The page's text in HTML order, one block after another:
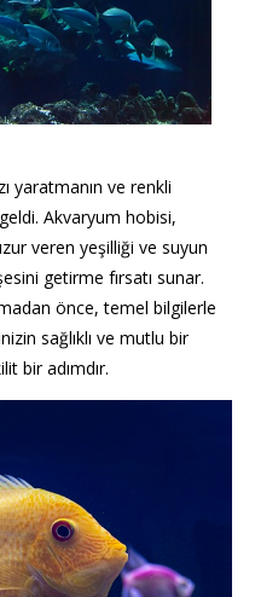
yaratmanın ve renkli
Akvaryum hobisi,
veren yeşilliği ve suyun
getirme fırsatı sunar.
önce, temel bilgilerle
sağlıklı ve mutlu bir
bir adımdır.